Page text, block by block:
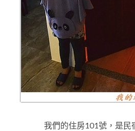
我們的住房101號，是民